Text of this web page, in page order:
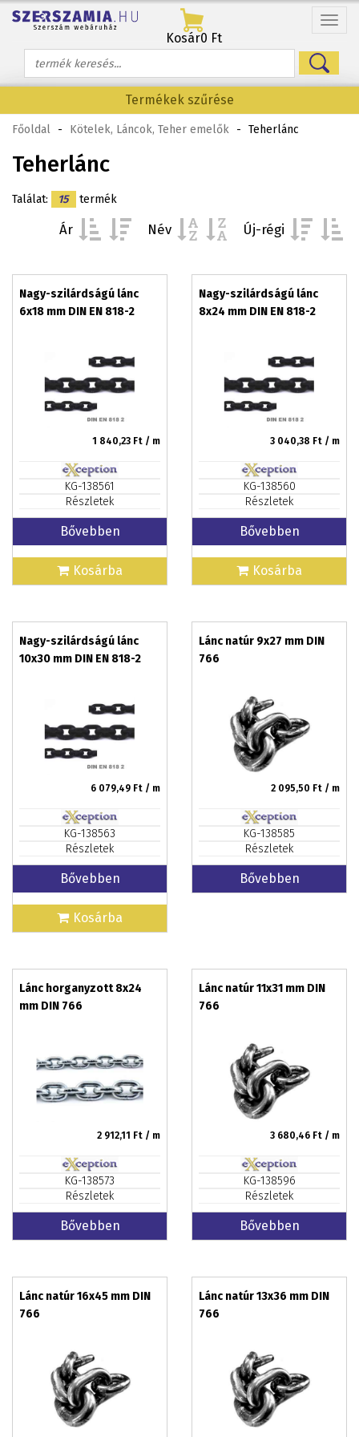
Menü
Kosár0 Ft
Termékek szűrése
Főoldal - Kötelek, Láncok, Teher emelők - Teherlánc
Teherlánc
Találat: 15 termék
Ár Név Új-régi
Nagy-szilárdságú lánc
6x18 mm DIN EN 818-2
1 840,23 Ft / m
KG-138561
Részletek
Bővebben
Kosárba
Nagy-szilárdságú lánc
8x24 mm DIN EN 818-2
3 040,38 Ft / m
KG-138560
Részletek
Bővebben
Kosárba
Nagy-szilárdságú lánc
10x30 mm DIN EN 818-2
6 079,49 Ft / m
KG-138563
Részletek
Bővebben
Kosárba
Lánc natúr 9x27 mm DIN
766
2 095,50 Ft / m
KG-138585
Részletek
Bővebben
Lánc horganyzott 8x24
mm DIN 766
2 912,11 Ft / m
KG-138573
Részletek
Bővebben
Lánc natúr 11x31 mm DIN
766
3 680,46 Ft / m
KG-138596
Részletek
Bővebben
Lánc natúr 16x45 mm DIN
766
Lánc natúr 13x36 mm DIN
766